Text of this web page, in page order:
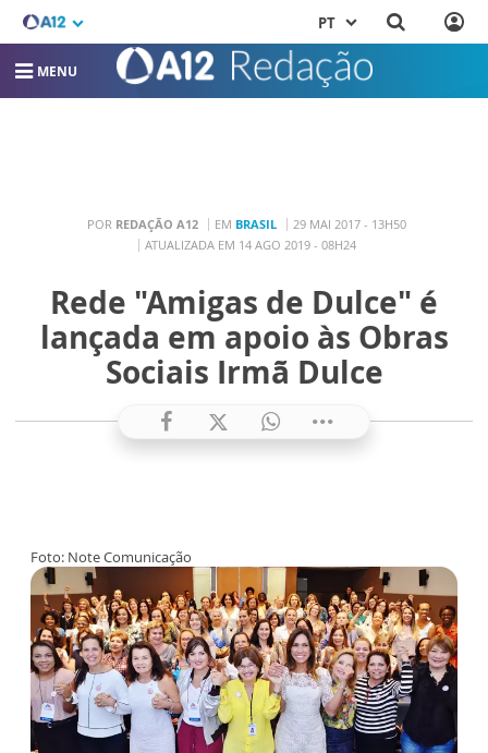
PT
MENU
POR REDAÇÃO A12 EM BRASIL
29 MAI 2017 - 13H50
ATUALIZADA EM 14 AGO 2019 - 08H24
Rede "Amigas de Dulce" é
lançada em apoio às Obras
Sociais Irmã Dulce
Foto: Note Comunicação